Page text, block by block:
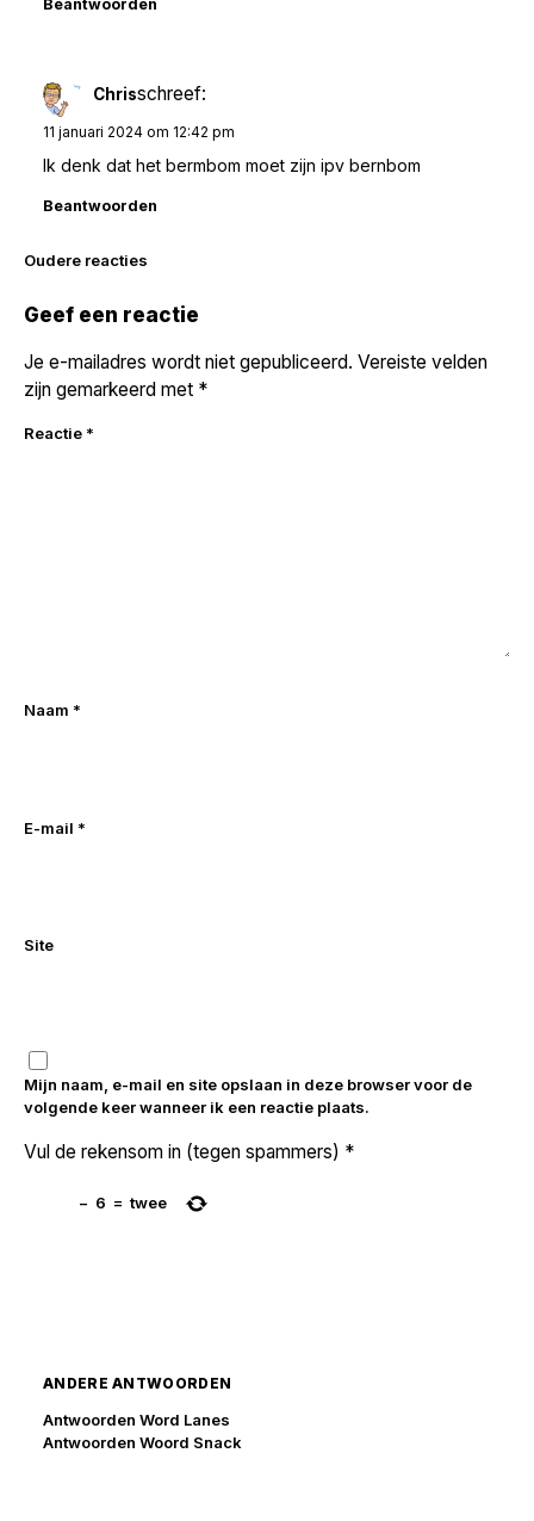
Beantwoorden
Chrisschreef:
11 januari 2024 om 12:42 pm
Ik denk dat het bermbom moet zijn ipv bernbom
Beantwoorden
Reacties
Oudere reacties
Geef een reactie
Je e-mailadres wordt niet gepubliceerd. Vereiste velden
zijn gemarkeerd met *
Reactie *
Naam *
E-mail *
Site
Mijn naam, e-mail en site opslaan in deze browser voor de
volgende keer wanneer ik een reactie plaats.
Vul de rekensom in (tegen spammers) *
− 6 = twee
ANDERE ANTWOORDEN
Antwoorden Word Lanes
Antwoorden Woord Snack